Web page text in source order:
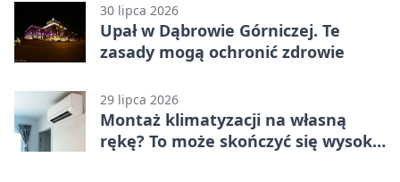
30 lipca 2026
Upał w Dąbrowie Górniczej. Te
zasady mogą ochronić zdrowie
29 lipca 2026
Montaż klimatyzacji na własną
rękę? To może skończyć się wysoką